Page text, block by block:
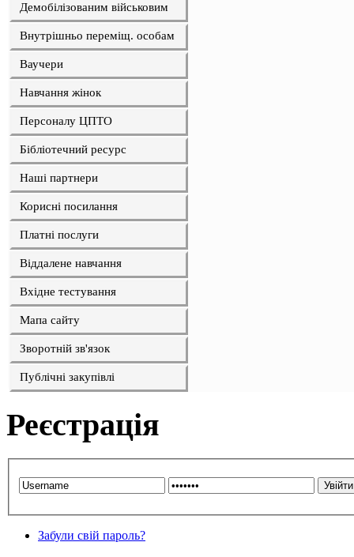
Демобілізованим військовим
Внутрішньо переміщ. особам
Ваучери
Навчання жінок
Персоналу ЦПТО
Бібліотечний ресурс
Наші партнери
Корисні посилання
Платні послуги
Віддалене навчання
Вхідне тестування
Мапа сайту
Зворотній зв'язок
Публічні закупівлі
Реєстрація
Забули свій пароль?